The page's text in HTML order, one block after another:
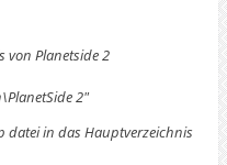
von Planetside 2
2″
datei in das Hauptverzeichnis